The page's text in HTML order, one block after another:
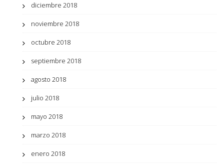
diciembre 2018
noviembre 2018
octubre 2018
septiembre 2018
agosto 2018
julio 2018
mayo 2018
marzo 2018
enero 2018